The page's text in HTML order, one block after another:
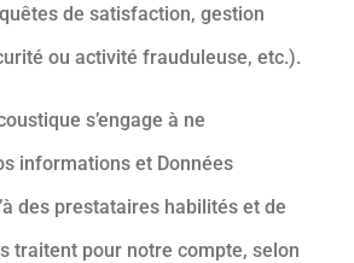
de satisfaction, gestion
ou activité frauduleuse, etc.).
s’engage à ne
informations et Données
des prestataires habilités et de
traitent pour notre compte, selon